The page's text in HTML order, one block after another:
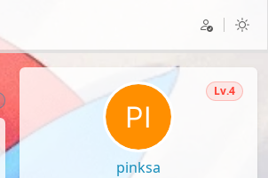
pinksa
Lv.4